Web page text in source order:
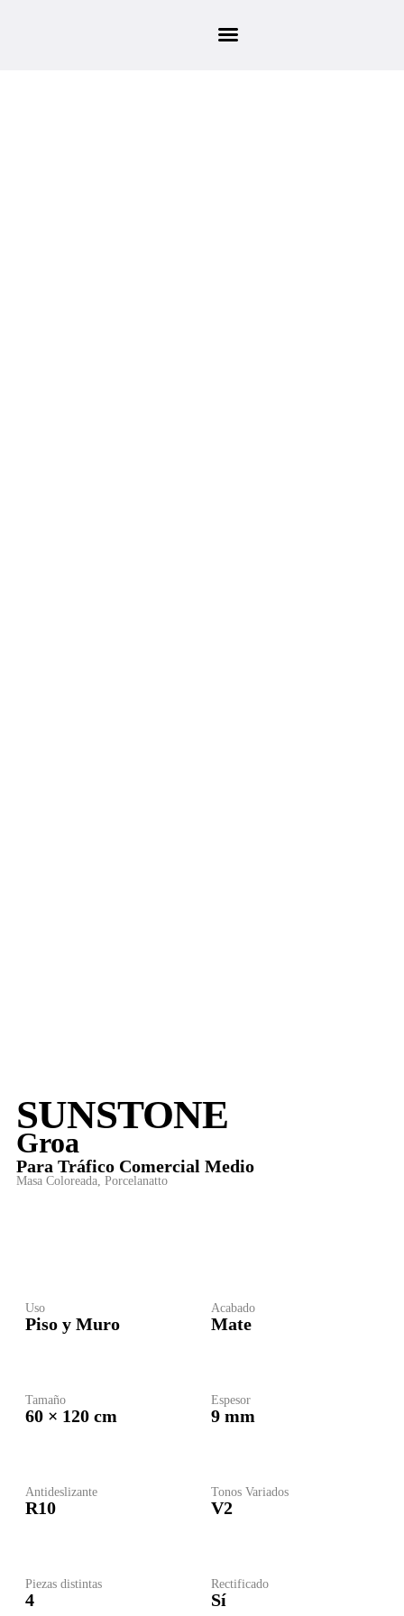
SUNSTONE
Groa
Para Tráfico Comercial Medio
Masa Coloreada, Porcelanatto
Uso
Piso y Muro
Acabado
Mate
Tamaño
60 × 120 cm
Espesor
9 mm
Antideslizante
R10
Tonos Variados
V2
Piezas distintas
4
Rectificado
Sí